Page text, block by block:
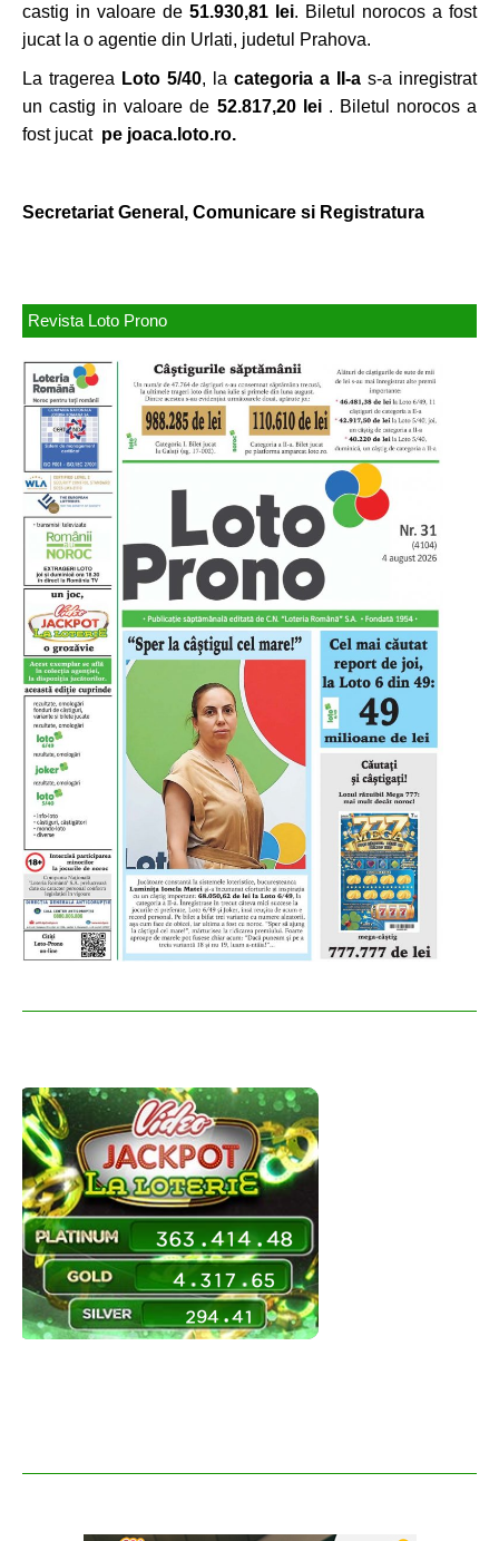
castig in valoare de 51.930,81 lei. Biletul norocos a fost
jucat la o agentie din Urlati, judetul Prahova.
La tragerea Loto 5/40, la categoria a II-a s-a inregistrat
un castig in valoare de 52.817,20 lei . Biletul norocos a
fost jucat pe joaca.loto.ro.
Secretariat General, Comunicare si Registratura
Revista Loto Prono